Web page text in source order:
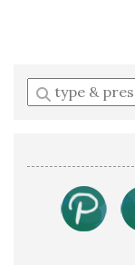
Enter
a